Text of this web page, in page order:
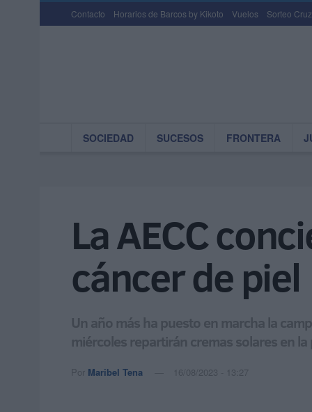
Contacto Horarios de Barcos by Kikoto Vuelos Sorteo
SOCIEDAD SUCESOS FRONTERA
La AECC
cáncer de piel
Un año más ha puesto en marcha la
miércoles repartirán cremas solares en la
Por Maribel Tena 16/08/2023 - 13:27